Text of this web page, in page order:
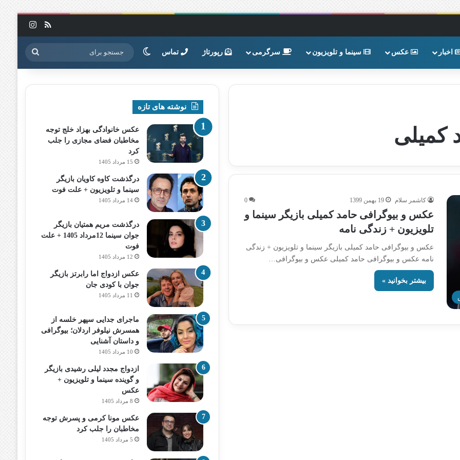
خوراک
اخبار عکس سینما و تلویزیون سرگرمی رپورتاژ تماس تغییر پوسته جستجو
برای
کمیلی
کاشمر سلام 19 بهمن 1399 0
عکس و بیوگرافی حامد کمیلی بازیگر سینما و
تلویزیون + زندگی نامه
عکس و بیوگرافی حامد کمیلی بازیگر سینما و تلویزیون + زندگی
نامه عکس و بیوگرافی حامد کمیلی عکس و بیوگرافی…
بیشتر بخوانید »
نوشته های تازه
عکس خانوادگی بهزاد خلج توجه
مخاطبان فضای مجازی را جلب
کرد
15 مرداد 1405
درگذشت کاوه کاویان بازیگر
سینما و تلویزیون + علت فوت
14 مرداد 1405
درگذشت مریم همتیان بازیگر
جوان سینما 12مرداد 1405 + علت
فوت
12 مرداد 1405
عکس ازدواج اما رابرتز بازیگر
جوان با کودی جان
11 مرداد 1405
ماجرای جدایی سپهر خلسه از
همسرش نیلوفر اردلان؛ بیوگرافی
و داستان آشنایی
10 مرداد 1405
ازدواج مجدد لیلی رشیدی بازیگر
و گوینده سینما و تلویزیون +
عکس
8 مرداد 1405
عکس مونا کرمی و پسرش توجه
مخاطبان را جلب کرد
5 مرداد 1405